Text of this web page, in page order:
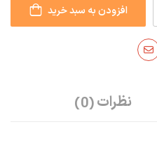
افزودن به سبد خرید
نظرات(0)